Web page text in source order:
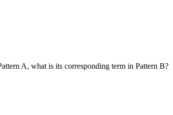
A, what is its corresponding term in Pattern B?